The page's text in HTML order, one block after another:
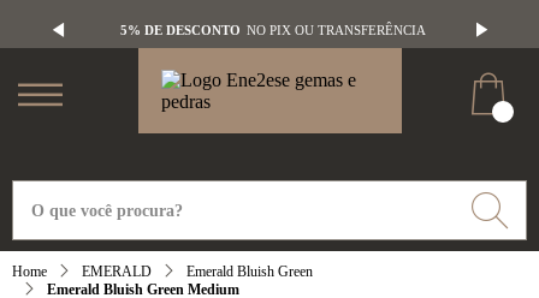
5% DE DESCONTO NO PIX OU TRANSFERÊNCIA
EMERALD
Emerald Bluish Green
Emerald Bluish Green Medium